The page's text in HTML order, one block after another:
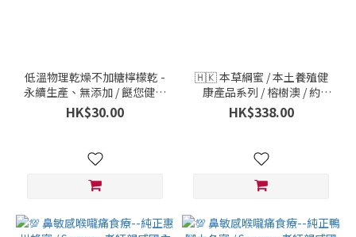
低溫物理乾燥不加糖檸檬乾 -
永續生產、無添加 / 餸您健康
有機店 / 越南生產 / 一包 (30
克）
HK$30.00
🇭🇰 本草綱蜜 / 本土養殖健
康產品系列 / 榕樹澳 / 約
650-700克
HK$338.00